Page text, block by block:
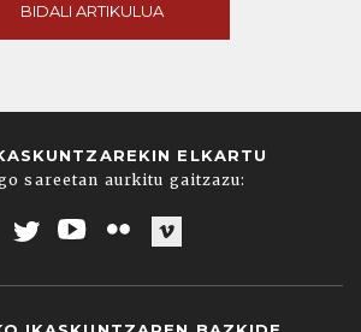
BIDALI ARTIKULUA
ELKARTU
sareetan aurkitu gaitzazu: